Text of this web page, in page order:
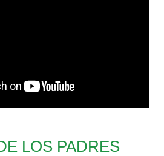
LOS PADRES